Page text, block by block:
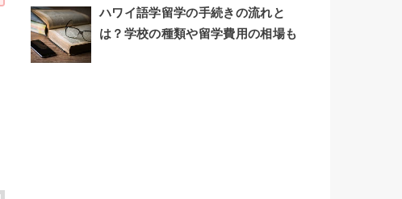
ハワイ語学留学の手続きの流れと
は？学校の種類や留学費用の相場も